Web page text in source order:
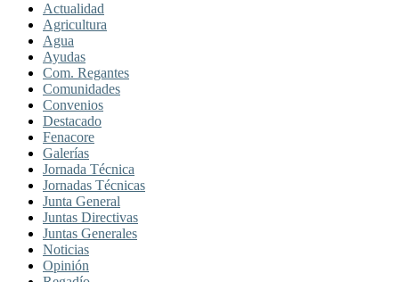
Actualidad
Agricultura
Agua
Ayudas
Com. Regantes
Comunidades
Convenios
Destacado
Fenacore
Galerías
Jornada Técnica
Jornadas Técnicas
Junta General
Juntas Directivas
Juntas Generales
Noticias
Opinión